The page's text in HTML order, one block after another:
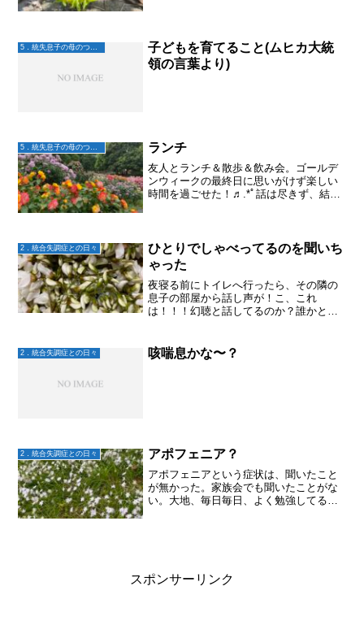
新できなくなっていた。...
子どもを育てること(ムヒカ大統
領の言葉より)
5．統失息子の母のつぶやき ランチ
友人とランチ＆散歩＆飲み会。ゴールデ
ンウィークの最終日に思いがけず楽しい
時間を過ごせた！♬.*ﾟ話は尽きず、結局
れからの自分とかを考...
2．統合失調症との日々
ひとりでしゃべってるのを聞いち
ゃった
夜寝る前にトイレへ行ったら、その隣の
息子の部屋から話し声が！こ、これ
は！！！幻聴と話してるのか？誰かと電
い。かなりはっきりした声。しかも楽し
そうな会話。聞き耳を立てたいと...
2．統合失調症との日々 咳喘息かな〜？
2．統合失調症との日々 アポフェニア？
アポフェニアという症状は、聞いたこと
が無かった。家族会でも聞いたことがな
い。大地、毎日毎日、よく勉強してるよ
スポンサーリンク